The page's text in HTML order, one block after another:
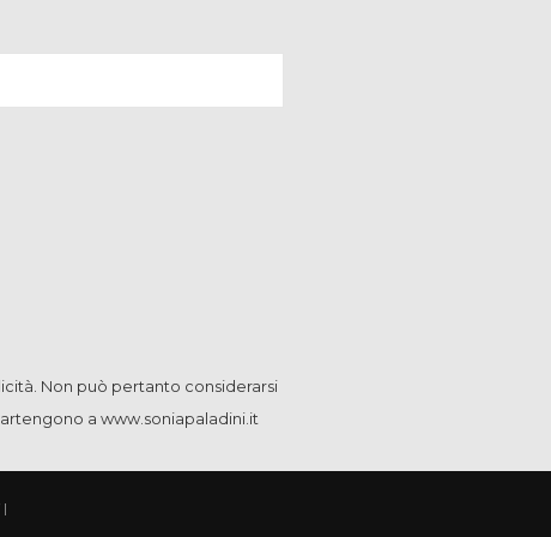
Non può pertanto considerarsi
a www.soniapaladini.it
|